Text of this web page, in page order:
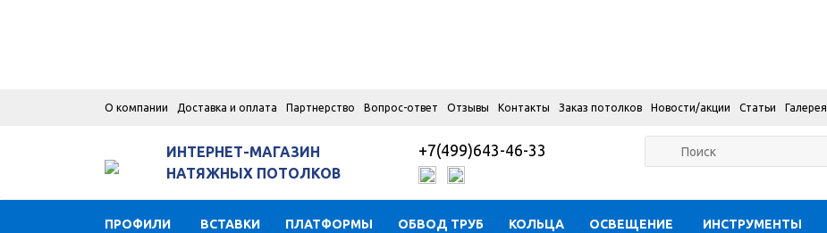
О компании Доставка и оплата Партнерство Вопрос-ответ Отзывы Контакты Заказ потолков Новости/акции Статьи Галерея
ИНТЕРНЕТ-МАГАЗИН
НАТЯЖНЫХ ПОТОЛКОВ
+7(499)643-46-33
ПРОФИЛИ ВСТАВКИ ПЛАТФОРМЫ ОБВОД ТРУБ КОЛЬЦА ОСВЕЩЕНИЕ ИНСТРУМЕНТЫ